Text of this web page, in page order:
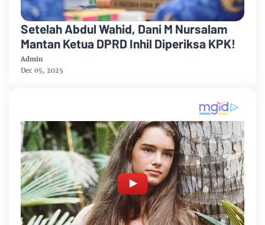
Setelah Abdul Wahid, Dani M Nursalam
Mantan Ketua DPRD Inhil Diperiksa KPK!
Admin
Dec 05, 2025